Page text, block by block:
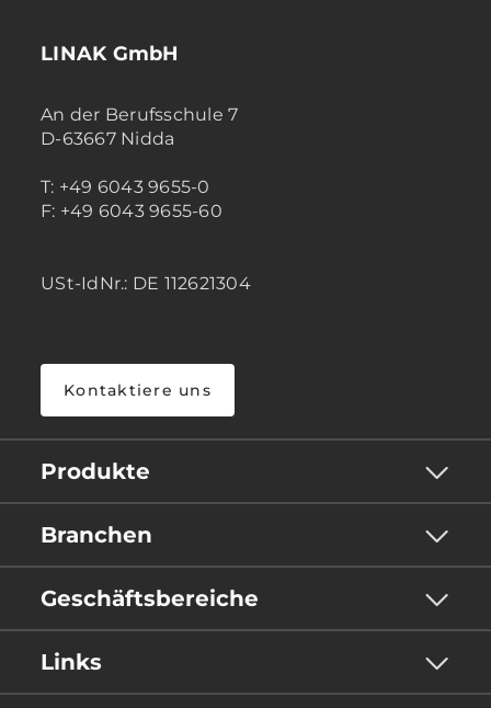
LINAK GmbH
An der Berufsschule 7
D-63667 Nidda
T: +49 6043 9655-0
F: +49 6043 9655-60
USt-IdNr.: DE 112621304
Kontaktiere uns
Produkte
Branchen
Geschäftsbereiche
Links